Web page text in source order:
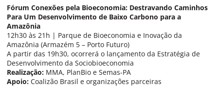
Fórum Conexões pela Bioeconomia: Destravando Caminhos
Para Um Desenvolvimento de Baixo Carbono para a
Amazônia
12h30 às 21h | Parque de Bioeconomia e Inovação da
Amazônia (Armazém 5 – Porto Futuro)
A partir das 19h30, ocorrerá o lançamento da Estratégia de
Desenvolvimento da Sociobioeconomia
Realização: MMA, PlanBio e Semas-PA
Apoio: Coalizão Brasil e organizações parceiras